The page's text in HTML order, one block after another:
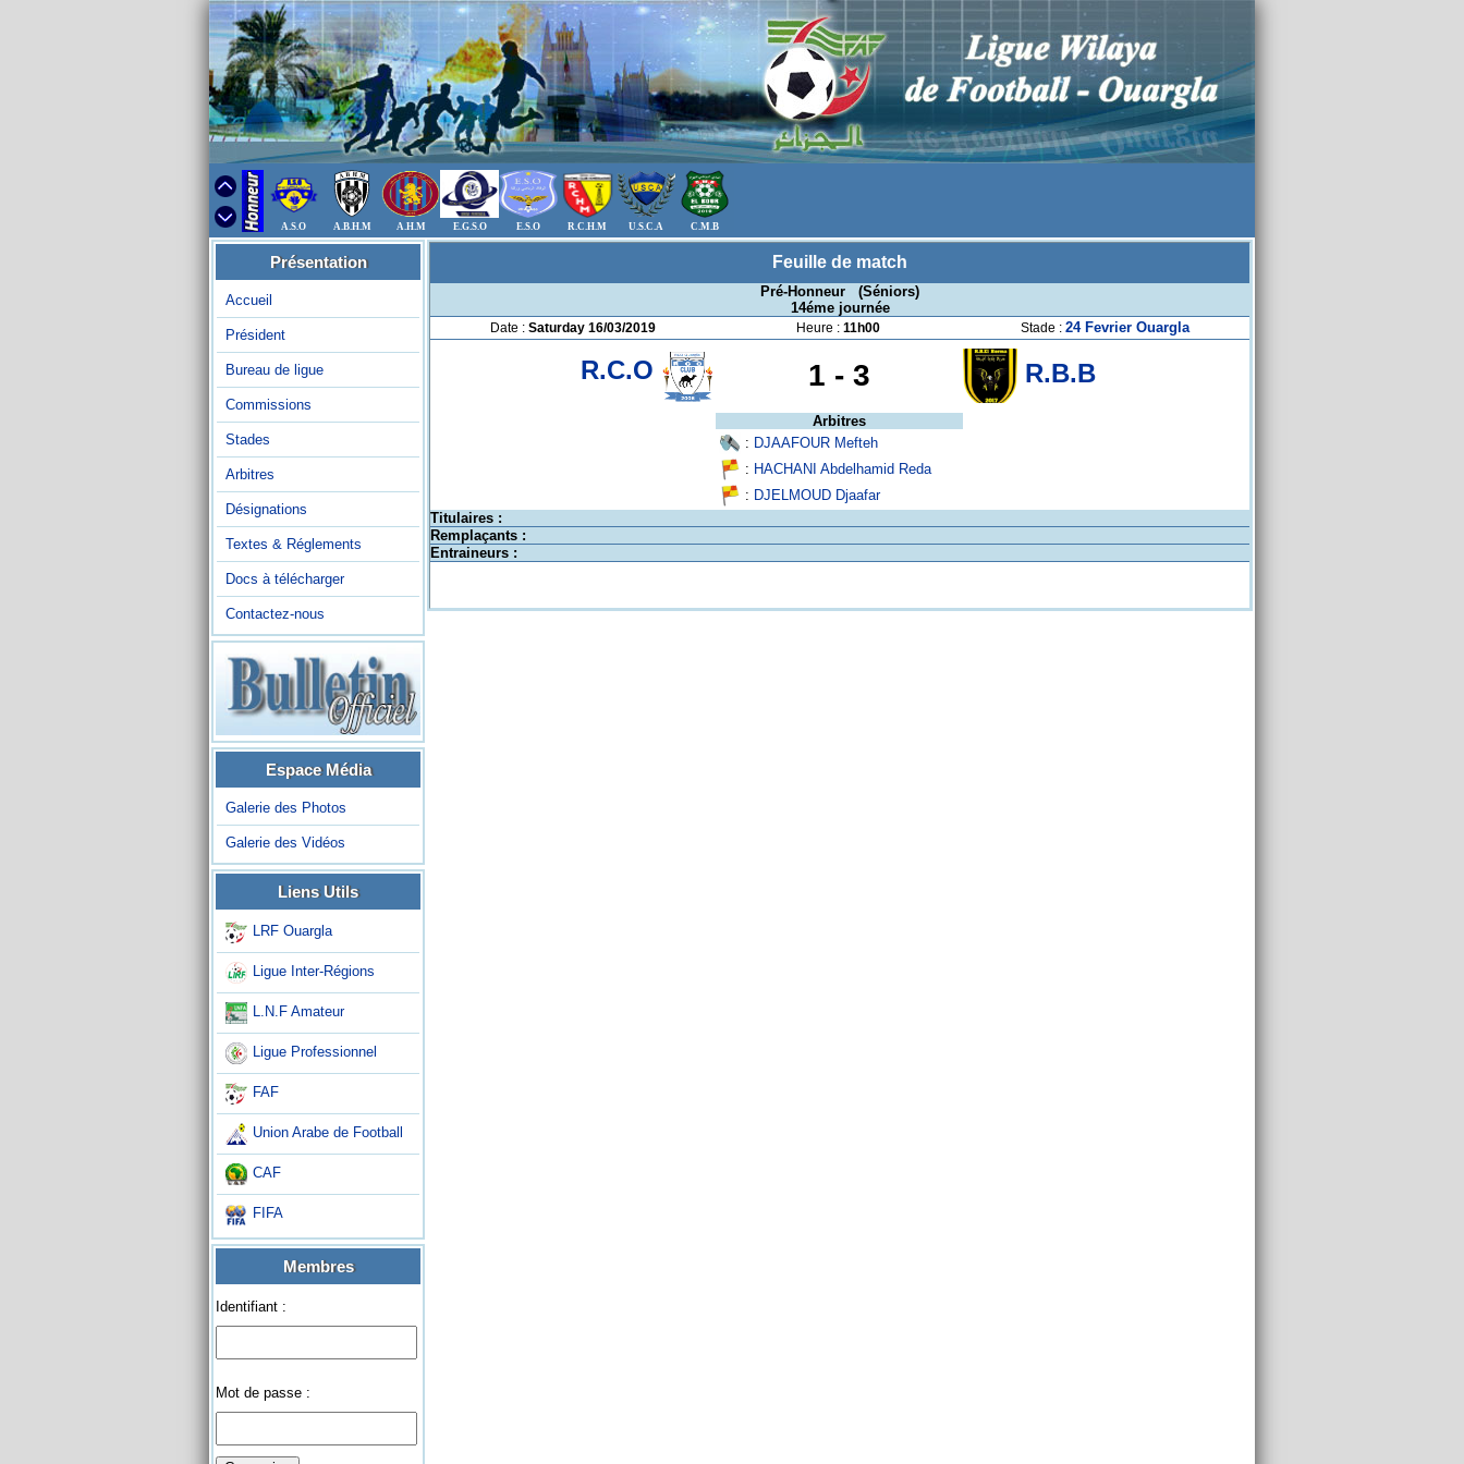
A.S.O A.B.H.M A.H.M E.G.S.O E.S.O R.C.H.M U.S.C.A C.M.B
Présentation
Accueil
Président
Bureau de ligue
Commissions
Stades
Arbitres
Désignations
Textes & Réglements
Docs à télécharger
Contactez-nous
Espace Média
Galerie des Photos
Galerie des Vidéos
Liens Utils
LRF Ouargla
Ligue Inter-Régions
L.N.F Amateur
Ligue Professionnel
FAF
Union Arabe de Football
CAF
FIFA
Membres
Identifiant :
Mot de passe :
Feuille de match
Pré-Honneur (Séniors)
14éme journée
Date : Saturday 16/03/2019 Heure : 11h00 Stade : 24 Fevrier Ouargla
R.C.O 1 - 3 R.B.B
Arbitres
: DJAAFOUR Mefteh
: HACHANI Abdelhamid Reda
: DJELMOUD Djaafar
Titulaires :
Remplaçants :
Entraineurs :